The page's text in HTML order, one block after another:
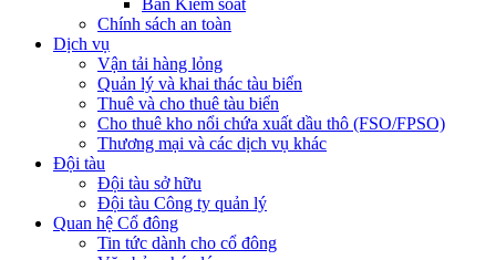
Ban Kiểm soát
Chính sách an toàn
Dịch vụ
Vận tải hàng lỏng
Quản lý và khai thác tàu biển
Thuê và cho thuê tàu biển
Cho thuê kho nổi chứa xuất dầu thô (FSO/FPSO)
Thương mại và các dịch vụ khác
Đội tàu
Đội tàu sở hữu
Đội tàu Công ty quản lý
Quan hệ Cổ đông
Tin tức dành cho cổ đông